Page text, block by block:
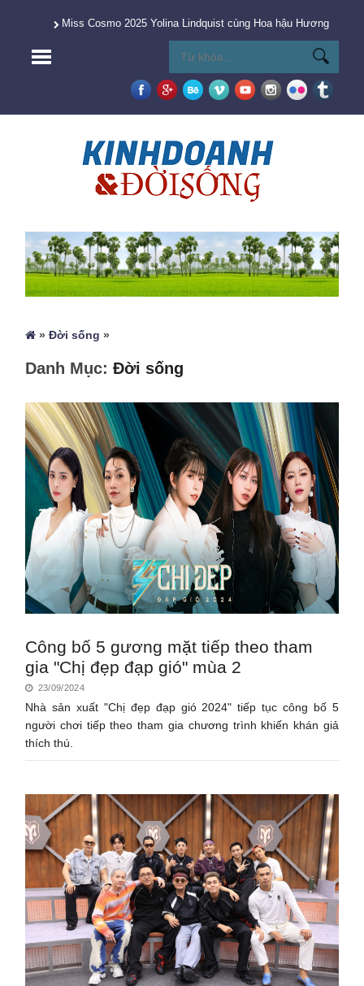
Miss Cosmo 2025 Yolina Lindquist cùng Hoa hậu Hương
»Đời sống »
Danh Mục:Đời sống
Công bố 5 gương mặt tiếp theo tham
gia "Chị đẹp đạp gió" mùa 2
23/09/2024
Nhà sản xuất "Chị đẹp đạp gió 2024" tiếp tục công bố 5
người chơi tiếp theo tham gia chương trình khiến khán giả
thích thú.